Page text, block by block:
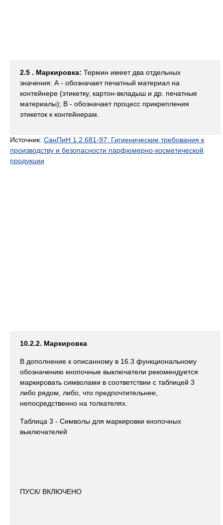
2.5 . Маркировка: Термин имеет два отдельных
значения: А - обозначает печатный материал на
контейнере (этикетку, картон-вкладыш и др. печатные
материалы); В - обозначает процесс прикрепления
этикеток к контейнерам.
Источник: СанПиН 1.2.681-97: Гигиенические требования к
производству и безопасности парфюмерно-косметической
продукции
10.2.2. Маркировка
В дополнение к описанному в 16.3 функциональному
обозначению кнопочные выключатели рекомендуется
маркировать символами в соответствии с таблицей 3
либо рядом, либо, что предпочтительнее,
непосредственно на толкателях.
Таблица 3 - Символы для маркировки кнопочных
выключателей
ПУСК/ ВКЛЮЧЕНО